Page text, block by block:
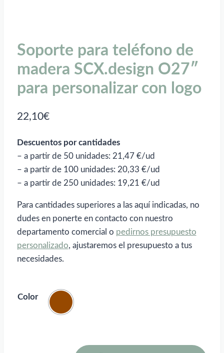
Soporte para teléfono de
madera SCX.design O27″
para personalizar con logo
22,10€
Descuentos por cantidades
– a partir de 50 unidades: 21,47 €/ud
– a partir de 100 unidades: 20,33 €/ud
– a partir de 250 unidades: 19,21 €/ud
Para cantidades superiores a las aquí indicadas, no
dudes en ponerte en contacto con nuestro
departamento comercial o pedirnos presupuesto
personalizado, ajustaremos el presupuesto a tus
necesidades.
Color